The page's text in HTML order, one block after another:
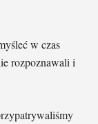
w czas
rozpoznawali i